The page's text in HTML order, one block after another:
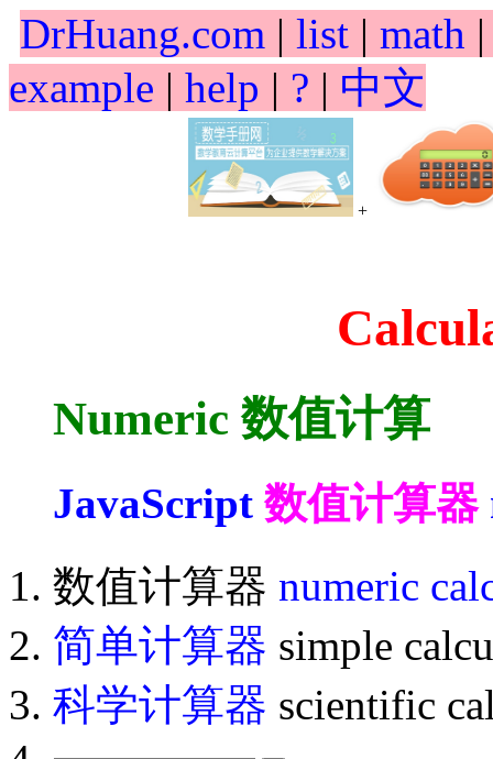
DrHuang.com | list | math
example | help | ? | 中文
+
Numeric 数值计算
JavaScript 数值计算器
数值计算器 numeric
简单计算器 simple
科学计算器 scientific